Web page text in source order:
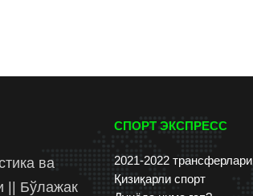
ва
|| Бўлажак
СПОРТ ЭКСПРЕСС
2021-2022 трансферлари
Қизиқарли спорт